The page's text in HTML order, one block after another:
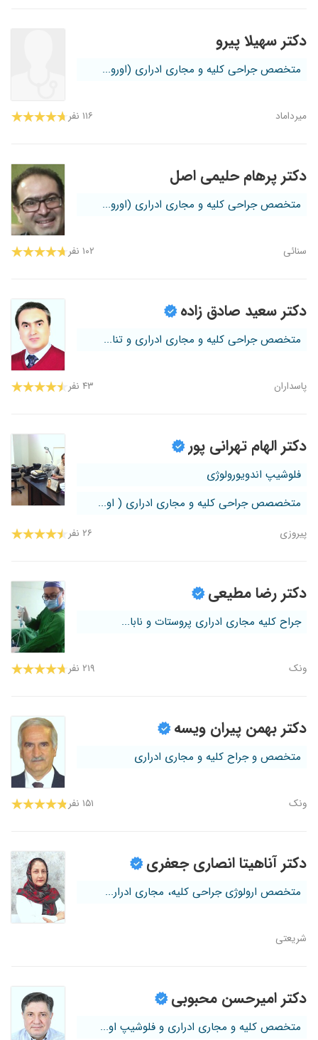
دکتر سهیلا پیرو
متخصص جراحی کلیه و مجاری ادراری (اورو...
میرداماد ۱۱۶ نفر
دکتر پرهام حلیمی اصل
متخصص جراحی کلیه و مجاری ادراری (اورو...
سنائی ۱۰۲ نفر
دکتر سعید صادق زاده
متخصص جراحی کلیه و مجاری ادراری و تنا...
پاسداران ۴۳ نفر
دکتر الهام تهرانی پور
فلوشیپ اندویورولوژی
متخصصص جراحی کلیه و مجاری ادراری ( او...
پیروزی ۲۶ نفر
دکتر رضا مطیعی
جراح کلیه مجاری ادراری پروستات و نابا...
ونک ۲۱۹ نفر
دکتر بهمن پیران ویسه
متخصص و جراح کلیه و مجاری ادراری
ونک ۱۵۱ نفر
دکتر آناهیتا انصاری جعفری
متخصص ارولوژی جراحی کلیه، مجاری ادرار...
شریعتی
دکتر امیرحسن محبوبی
متخصص کلیه و مجاری ادراری و فلوشیپ او...